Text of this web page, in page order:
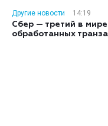
Другие новости
14:19
Сбер — третий в
обработанных